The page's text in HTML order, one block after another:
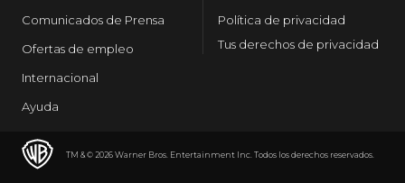
TM & © 2026 Warner Bros. Entertainment Inc. Todos los derechos reservados.
Comunicados de Prensa
Ofertas de empleo
Internacional
Ayuda
Política de privacidad
Tus derechos de privacidad